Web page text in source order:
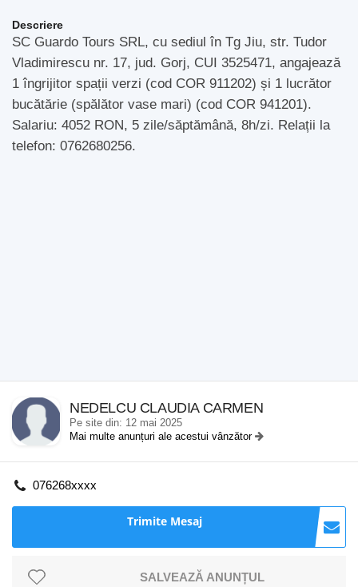
Descriere
SC Guardo Tours SRL, cu sediul în Tg Jiu, str. Tudor
Vladimirescu nr. 17, jud. Gorj, CUI 3525471, angajează
1 îngrijitor spații verzi (cod COR 911202) și 1 lucrător
bucătărie (spălător vase mari) (cod COR 941201).
Salariu: 4052 RON, 5 zile/săptămână, 8h/zi. Relații la
telefon: 0762680256.
NEDELCU CLAUDIA CARMEN
Pe site din: 12 mai 2025
Mai multe anunțuri ale acestui vânzător
076268xxxx
Trimite Mesaj
SALVEAZĂ ANUNȚUL